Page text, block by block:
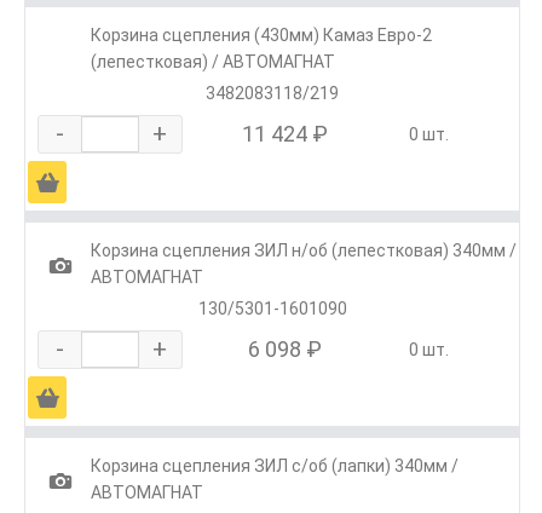
Корзина сцепления (430мм) Камаз Евро-2
(лепестковая) / АВТОМАГНАТ
3482083118/219
- + 11 424 ₽ 0 шт.
Ä
1
Корзина сцепления ЗИЛ н/об (лепестковая) 340мм /
АВТОМАГНАТ
130/5301-1601090
- + 6 098 ₽ 0 шт.
Ä
1
Корзина сцепления ЗИЛ с/об (лапки) 340мм /
АВТОМАГНАТ